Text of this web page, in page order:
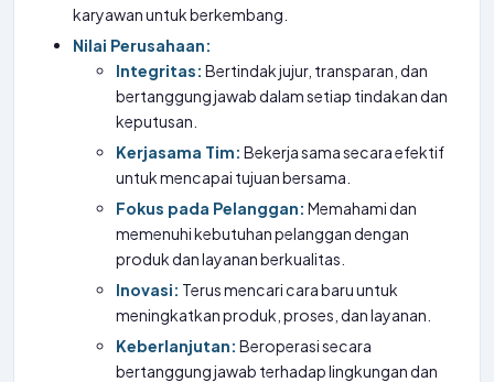
karyawan untuk berkembang.
Nilai Perusahaan:
Integritas: Bertindak jujur, transparan, dan
bertanggung jawab dalam setiap tindakan dan
keputusan.
Kerjasama Tim: Bekerja sama secara efektif
untuk mencapai tujuan bersama.
Fokus pada Pelanggan: Memahami dan
memenuhi kebutuhan pelanggan dengan
produk dan layanan berkualitas.
Inovasi: Terus mencari cara baru untuk
meningkatkan produk, proses, dan layanan.
Keberlanjutan: Beroperasi secara
bertanggung jawab terhadap lingkungan dan